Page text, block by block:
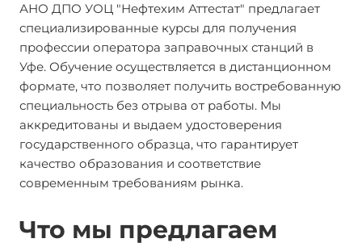
АНО ДПО УОЦ "Нефтехим Аттестат" предлагает
специализированные курсы для получения
профессии оператора заправочных станций в
Уфе. Обучение осуществляется в дистанционном
формате, что позволяет получить востребованную
специальность без отрыва от работы. Мы
аккредитованы и выдаем удостоверения
государственного образца, что гарантирует
качество образования и соответствие
современным требованиям рынка.
Что мы предлагаем